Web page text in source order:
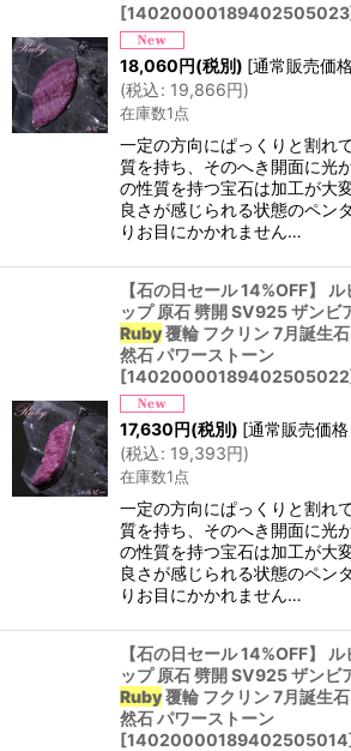
[14020000189402505023
18,060円(税別) [通常販売価
(税込: 19,866円)
在庫数1点
一定の方向にぱっくりと割れ
質を持ち、そのへき開面に光
の性質を持つ宝石は加工が大
良さが感じられる状態のペン
りお目にかかれません…
【石の日セール 14%OFF】
ップ 原石 劈開 SV925 ザンビ
Ruby覆輪 フクリン 7月誕生
然石 パワーストーン
[14020000189402505022
17,630円(税別) [通常販売価格
(税込: 19,393円)
在庫数1点
一定の方向にぱっくりと割れ
質を持ち、そのへき開面に光
の性質を持つ宝石は加工が大
良さが感じられる状態のペン
りお目にかかれません…
【石の日セール 14%OFF】
ップ 原石 劈開 SV925 ザンビ
Ruby覆輪 フクリン 7月誕生
然石 パワーストーン
[14020000189402505014